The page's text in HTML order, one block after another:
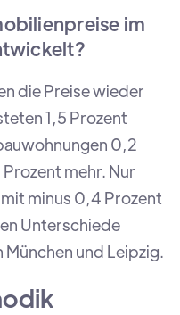
im
die Preise wieder
1,5 Prozent
0,2
mehr. Nur
minus 0,4 Prozent
Unterschiede
und Leipzig.